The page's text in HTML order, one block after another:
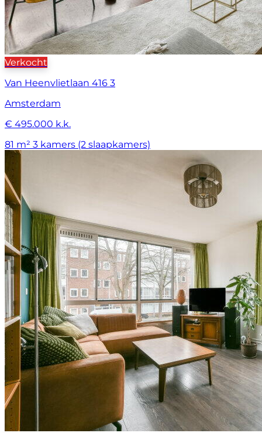
Verkocht
Van Heenvlietlaan 416 3
Amsterdam
€ 495.000 k.k.
81 m² 3 kamers (2 slaapkamers)